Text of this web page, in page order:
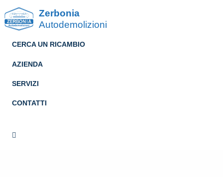
Zerbonia
Autodemolizioni
CERCA UN RICAMBIO
AZIENDA
SERVIZI
CONTATTI